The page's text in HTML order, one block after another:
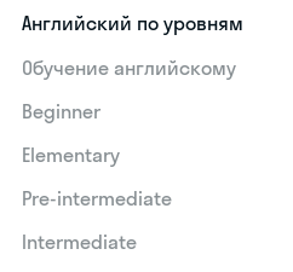
Английский по уровням
Обучение английскому
Beginner
Elementary
Pre-intermediate
Intermediate